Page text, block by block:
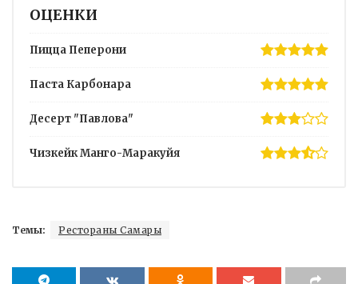
ОЦЕНКИ
Пицца Пеперони
Паста Карбонара
Десерт "Павлова"
Чизкейк Манго-Маракуйя
Темы: Рестораны Самары